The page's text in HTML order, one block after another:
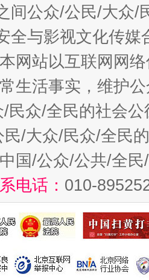
间公众/公民/大众/
全与影视文化传
网站以互联网网
生活事实，维护
民众/全民的社会公
民/大众/民众/全民
中国/公众/公共/全
电话： 010-